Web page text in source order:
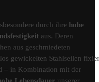
durch ihre hohe
aus. Deren
aus geschmiedeten
gewickelten Stahlseilen
– in Kombination mit der